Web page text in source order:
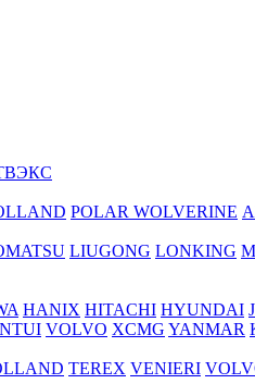
POLAR WOLVERINE
LIUGONG LONKING
HANIX HITACHI HYUNDAI
VOLVO XCMG YANMAR
TEREX VENIERI